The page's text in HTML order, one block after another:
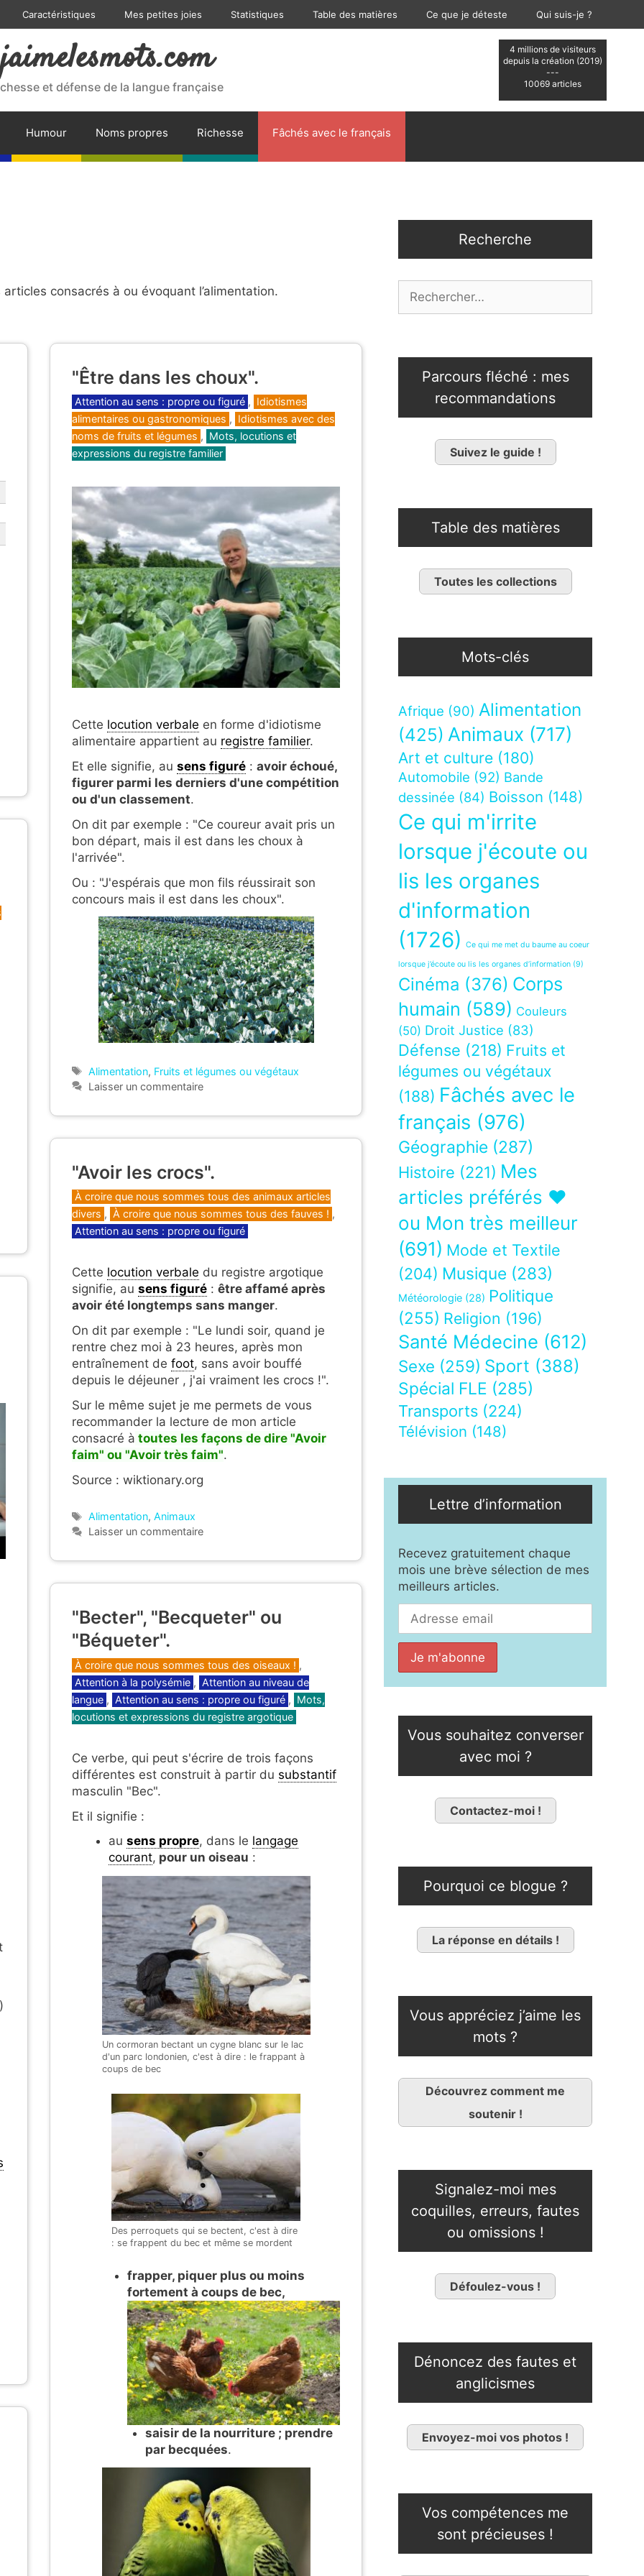
Caractéristiques Mes petites joies Statistiques Table des matières Ce que je déteste Qui suis-je ?
4 millions de visiteurs
depuis la création (2019)
---
10069 articles
jaimelesmots.com
et défense de la langue française
Humour Noms propres Richesse Fâchés avec le français
consacrés à ou évoquant l’alimentation.
"Être dans les choux".
Catégories
Attention au sens : propre ou figuré , Idiotismes
alimentaires ou gastronomiques , Idiotismes avec des
noms de fruits et légumes , Mots, locutions et
expressions du registre familier
Cette locution verbale en forme d'idiotisme
alimentaire appartient au registre familier.
Et elle signifie, au sens figuré : avoir échoué,
figurer parmi les derniers d'une compétition
ou d'un classement.
On dit par exemple : "Ce coureur avait pris un
bon départ, mais il est dans les choux à
l'arrivée".
Ou : "J'espérais que mon fils réussirait son
concours mais il est dans les choux".
Étiquettes
Alimentation, Fruits et légumes ou végétaux
Laisser un commentaire
"Avoir les crocs".
Catégories
À croire que nous sommes tous des animaux articles
divers , À croire que nous sommes tous des fauves ! ,
Attention au sens : propre ou figuré
Cette locution verbale du registre argotique
signifie, au sens figuré : être affamé après
avoir été longtemps sans manger.
On dit par exemple : "Le lundi soir, quand je
rentre chez moi à 23 heures, après mon
entraînement de foot, sans avoir bouffé
depuis le déjeuner , j'ai vraiment les crocs !".
Sur le même sujet je me permets de vous
recommander la lecture de mon article
consacré à toutes les façons de dire "Avoir
faim" ou "Avoir très faim".
Source : wiktionary.org
Étiquettes
Alimentation,Animaux
Laisser un commentaire
"Becter", "Becqueter" ou
"Béqueter".
Catégories
À croire que nous sommes tous des oiseaux ! ,
Attention à la polysémie , Attention au niveau de
langue , Attention au sens : propre ou figuré , Mots,
locutions et expressions du registre argotique
Ce verbe, qui peut s'écrire de trois façons
différentes est construit à partir du substantif
masculin "Bec".
Et il signifie :
au sens propre, dans le langage
courant, pour un oiseau :
Un cormoran bectant un cygne blanc sur le lac
d'un parc londonien, c'est à dire : le frappant à
coups de bec
Des perroquets qui se bectent, c'est à dire
: se frappent du bec et même se mordent
frapper, piquer plus ou moins
fortement à coups de bec,
saisir de la nourriture ; prendre
par becquées.
Recherche
Parcours fléché : mes
recommandations
Suivez le guide !
Table des matières
Toutes les collections
Mots-clés
Afrique (90) Alimentation
(425) Animaux (717)
Art et culture (180)
Automobile (92) Bande
dessinée (84) Boisson (148)
Ce qui m'irrite
lorsque j'écoute ou
lis les organes
d'information
(1726)
Ce qui me met du baume au coeur
lorsque j’écoute ou lis les organes d’information (9)
Cinéma (376) Corps
humain (589) Couleurs
(50) Droit Justice (83)
Défense (218) Fruits et
légumes ou végétaux
(188) Fâchés avec le
français (976)
Géographie (287)
Histoire (221) Mes
articles préférés ❤
ou Mon très meilleur
(691) Mode et Textile
(204) Musique (283)
Météorologie (28) Politique
(255) Religion (196)
Santé Médecine (612)
Sexe (259) Sport (388)
Spécial FLE (285)
Transports (224)
Télévision (148)
Lettre d’information
Recevez gratuitement chaque
mois une brève sélection de mes
meilleurs articles.
Vous souhaitez converser
avec moi ?
Contactez-moi !
Pourquoi ce blogue ?
La réponse en détails !
Vous appréciez j’aime les
mots ?
Découvrez comment me
soutenir !
Signalez-moi mes
coquilles, erreurs, fautes
ou omissions !
Défoulez-vous !
Dénoncez des fautes et
anglicismes
Envoyez-moi vos photos !
Vos compétences me
sont précieuses !